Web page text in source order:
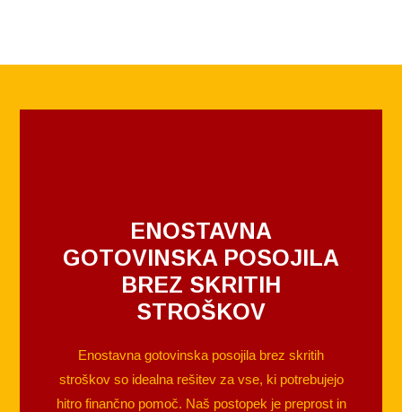
ENOSTAVNA
GOTOVINSKA POSOJILA
BREZ SKRITIH
STROŠKOV
Enostavna gotovinska posojila brez skritih
stroškov so idealna rešitev za vse, ki potrebujejo
hitro finančno pomoč. Naš postopek je preprost in